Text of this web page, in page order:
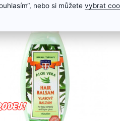
nebo si můžete vybrat